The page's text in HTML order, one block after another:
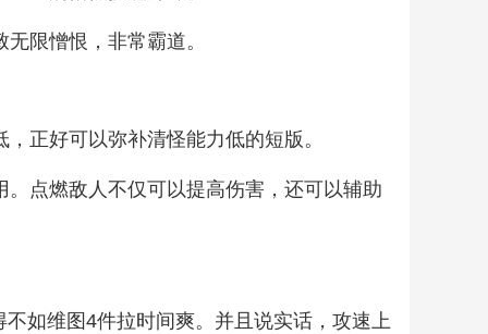
限憎恨，非常霸道。
正好可以弥补清怪能力低的短版。
点燃敌人不仅可以提高伤害，还可以辅助
如维图4件拉时间爽。并且说实话，攻速上